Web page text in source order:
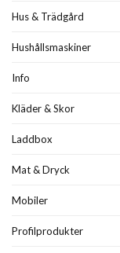
Hus & Trädgård
Hushållsmaskiner
Info
Kläder & Skor
Laddbox
Mat & Dryck
Mobiler
Profilprodukter